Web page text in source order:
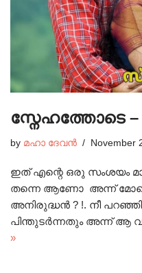
സ്നേഹത്തോടെ –
by മഹാ ദേവൻ November
ഇത് എന്റെ ഒരു സംശയം
തന്നെ ആണോ അന്ന്
അനിരുദ്ധൻ ? !. നീ
പിന്തുടർന്നതും അന്ന് ആ
»